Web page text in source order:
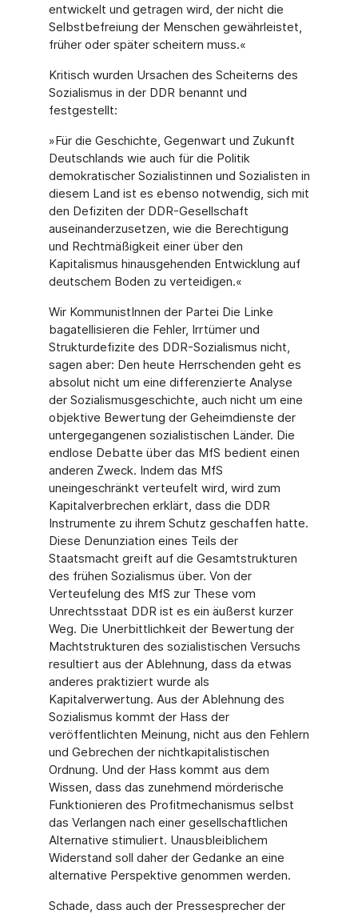
entwickelt und getragen wird, der nicht die
Selbstbefreiung der Menschen gewährleistet,
früher oder später scheitern muss.«
Kritisch wurden Ursachen des Scheiterns des
Sozialismus in der DDR benannt und
festgestellt:
»Für die Geschichte, Gegenwart und Zukunft
Deutschlands wie auch für die Politik
demokratischer Sozialistinnen und Sozialisten in
diesem Land ist es ebenso notwendig, sich mit
den Defiziten der DDR-Gesellschaft
auseinanderzusetzen, wie die Berechtigung
und Rechtmäßigkeit einer über den
Kapitalismus hinausgehenden Entwicklung auf
deutschem Boden zu verteidigen.«
Wir KommunistInnen der Partei Die Linke
bagatellisieren die Fehler, Irrtümer und
Strukturdefizite des DDR-Sozialismus nicht,
sagen aber: Den heute Herrschenden geht es
absolut nicht um eine differenzierte Analyse
der Sozialismusgeschichte, auch nicht um eine
objektive Bewertung der Geheimdienste der
untergegangenen sozialistischen Länder. Die
endlose Debatte über das MfS bedient einen
anderen Zweck. Indem das MfS
uneingeschränkt verteufelt wird, wird zum
Kapitalverbrechen erklärt, dass die DDR
Instrumente zu ihrem Schutz geschaffen hatte.
Diese Denunziation eines Teils der
Staatsmacht greift auf die Gesamtstrukturen
des frühen Sozialismus über. Von der
Verteufelung des MfS zur These vom
Unrechtsstaat DDR ist es ein äußerst kurzer
Weg. Die Unerbittlichkeit der Bewertung der
Machtstrukturen des sozialistischen Versuchs
resultiert aus der Ablehnung, dass da etwas
anderes praktiziert wurde als
Kapitalverwertung. Aus der Ablehnung des
Sozialismus kommt der Hass der
veröffentlichten Meinung, nicht aus den Fehlern
und Gebrechen der nichtkapitalistischen
Ordnung. Und der Hass kommt aus dem
Wissen, dass das zunehmend mörderische
Funktionieren des Profitmechanismus selbst
das Verlangen nach einer gesellschaftlichen
Alternative stimuliert. Unausbleiblichem
Widerstand soll daher der Gedanke an eine
alternative Perspektive genommen werden.
Schade, dass auch der Pressesprecher der